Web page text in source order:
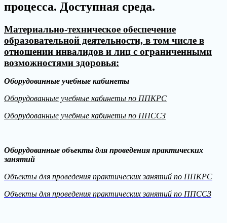
процесса. Доступная среда.
Материально-техническое обеспечение
образовательной деятельности, в том числе в
отношении инвалидов и лиц с ограниченными
возможностями здоровья:
Оборудованные учебные кабинеты
Оборудованные учебные кабинеты по ППКРС
Оборудованные учебные кабинеты по ППССЗ
Оборудованные объекты для проведения практических
занятий
Объекты для проведения практических занятий по ППКРС
Объекты для проведения практических занятий по ППССЗ